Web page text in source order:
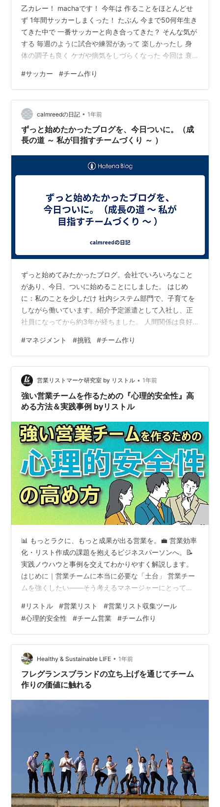
乙カレー！ machaです！ 今年は 作ることをほとんどせ
ず 1年間サッカーしまくった！ たぶん 今まで50何年生き
てきた中で 一番サッカーと向き合ってきた？ そんな気が
する 毎週のように試合や練習があって 楽しかったし 身
体の調子も良く ケガや病気をしづらくなった 今回は 衰
ることや チームを良くしようと思って ここ数年研究して
きた 「個人やチームの進化」 について振り返っていこう
って話 50代から進化した脳を使うサッカー 清澤式ロン
ド 慌てないプレー 省エネで効果的な動き方 今後も研究
する 「チームの進化のために乗り越える壁」 コミュ…
#サッカー #チーム作り
calmreedの日記 • 1年前
ずっと始めたかったブログを、今日ついに。（成
長の道 ～ 私が目指すチームづくり ～ ）
ずっと始めてみたかったブログ。会社でいろいろなこと
があり、今日、ついに始めることにしました。 はじめ
に：私のことを少しだけ 社内システム部門で、子育てを
しながら働いています。紹介予定派遣として入社し、正
社員になってから約3年が経ちました。 人間関係は良好
が現状です。役職はありませんが、年齢的に「マネジメ
ント的な立場」を求められています。 リーダーは苦手。
でも逃げたくない。 私は、子どもの頃からリーダー的な
立場が苦手でした。そして、今の職場では入社が最後だ
ったこともあり、さらに気後れする場面もあります。 シ
ステム部門という立場は、管理職からの風当…
#マネジメント #挑戦 #チーム作り
営業リストマーケ研究室 by リストル • 1年前
強い営業チームを作るための『心理的安全性』高
める方法＆実践事例 byリストル
📊 もっとラクに、もっと成果が出る営業を。💼 営業効率
化・リスト作成の課題を抱えるビジネスパーソンへ。📝
実践ノウハウと事例を交えてわかりやすく解説します。
はじめに｜営業チームに本当に必要な「土台」 営業チー
ムを強くしたい——そう考えるマネージャーにとって、
を生む“土台”として今注目されているのが、「心理的安全
性」です。 これは、自分の意見を安心して言える雰囲気
や、ミスをしても責められない空気感のこと。Googleの
調査でも「強いチームの共通点は心理的安全性」だった
とされています。 特に営業の現場では、失敗を隠す・報
告が遅れる・意見が言いづ…
#リストル #営業リスト #営業リスト収集ツール
#心理的安全性 #チーム営業 #チーム作り
Healthy & Sustainable LIFE • 1年前
フレグランスブランドの立ち上げを通じてチーム
作りの価値に触れる